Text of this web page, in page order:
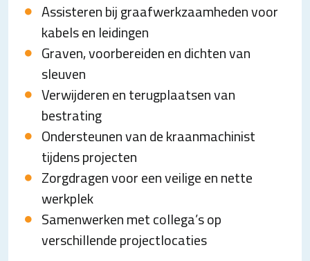
Assisteren bij graafwerkzaamheden voor
kabels en leidingen
Graven, voorbereiden en dichten van
sleuven
Verwijderen en terugplaatsen van
bestrating
Ondersteunen van de kraanmachinist
tijdens projecten
Zorgdragen voor een veilige en nette
werkplek
Samenwerken met collega’s op
verschillende projectlocaties